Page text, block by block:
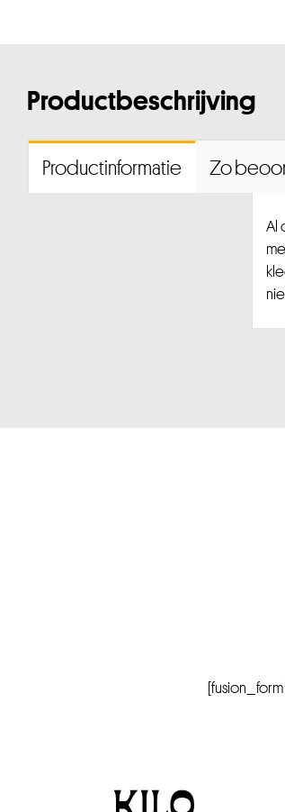
Productbeschrijving
Productinformatie Zo
Al